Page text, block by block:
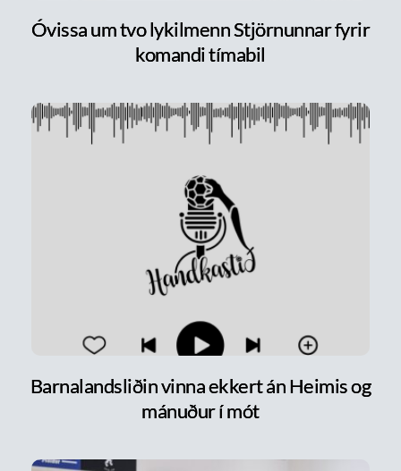
Óvissa um tvo lykilmenn Stjörnunnar fyrir
komandi tímabil
Barnalandsliðin vinna ekkert án Heimis og
mánuður í mót